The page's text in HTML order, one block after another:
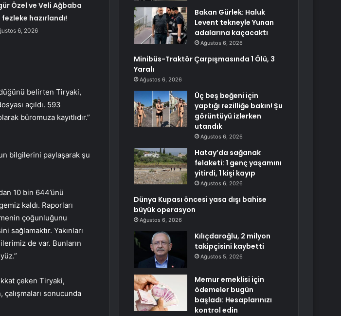
Özel ve Veli Ağbaba
hazırlandı!
6, 2026
belirten Tiryaki,
açıldı. 593
büromuza kayıtlıdır.”
bilgilerini paylaşarak şu
10 bin 644’ünü
kaldı. Raporları
çoğunluğunu
sağlamaktır. Yakınları
de var. Bunların
çeken Tiryaki,
sonucunda
Bakan Gürlek: Haluk
Levent tekneyle Yunan
adalarına kaçacaktı
Ağustos 6, 2026
Minibüs-Traktör Çarpışmasında 1 Ölü, 3
Yaralı
Ağustos 6, 2026
Üç beş beğeni için
yaptığı rezilliğe bakın! Şu
görüntüyü izlerken
utandık
Ağustos 6, 2026
Hatay’da sağanak
felaketi: 1 genç yaşamını
yitirdi, 1 kişi kayıp
Ağustos 6, 2026
Dünya Kupası öncesi yasa dışı bahise
büyük operasyon
Ağustos 6, 2026
Kılıçdaroğlu, 2 milyon
takipçisini kaybetti
Ağustos 5, 2026
Memur emeklisi için
ödemeler bugün
başladı: Hesaplarınızı
kontrol edin